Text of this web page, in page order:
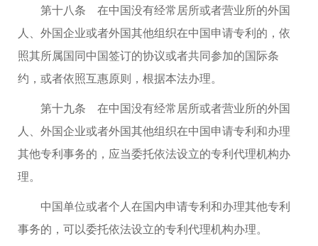
第十八条 在中国没有经常居所或者营业所的外国
人、外国企业或者外国其他组织在中国申请专利的，依
照其所属国同中国签订的协议或者共同参加的国际条
约，或者依照互惠原则，根据本法办理。
第十九条 在中国没有经常居所或者营业所的外国
人、外国企业或者外国其他组织在中国申请专利和办理
其他专利事务的，应当委托依法设立的专利代理机构办
理。
中国单位或者个人在国内申请专利和办理其他专利
事务的，可以委托依法设立的专利代理机构办理。